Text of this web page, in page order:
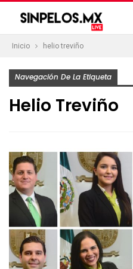
Inicio helio treviño
Navegación De La Etiqueta
Helio Treviño